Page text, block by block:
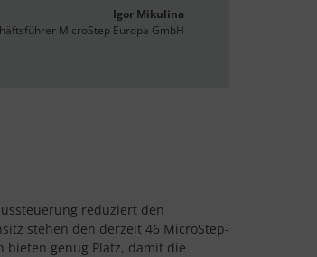
Igor Mikulina
MicroStep Europa GmbH
reduziert den
stehen den derzeit 46 MicroStep-
bieten genug Platz, damit die